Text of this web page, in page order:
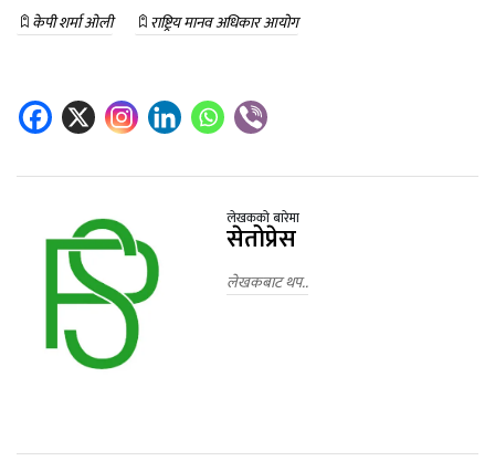
केपी शर्मा ओली राष्ट्रिय मानव अधिकार आयोग
लेखकको बारेमा
सेतोप्रेस
लेखकबाट थप..